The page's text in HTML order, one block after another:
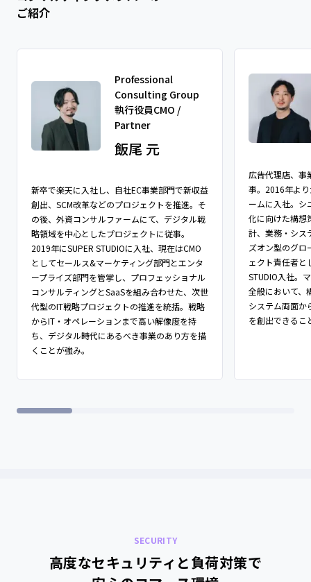
Consulting Group
執行役員CMO /
Partner
飯尾 元
創出、SCM改革などのプロジェクトを推進。そ
の後、外資コンサルファームにて、デジタル戦
略領域を中心としたプロジェクトに従事。
2019年にSUPER STUDIOに入社、現在はCMO
としてセールス&マーケティング部門とエンタ
ープライズ部門を管掌し、プロフェッショナル
コンサルティングとSaaSを組み合わせた、次世
代型のIT戦略プロジェクトの推進を統括。戦略
からIT・オペレーションまで高い解像度を持
ち、デジタル時代にあるべき事業のあり方を描
くことが強み​。​
事。2016年よ
ームに入社。シ
化に向けた構想
計、業務・シス
ズオン型のグロ
ェクト責任者と
STUDIO入社。
全般において、
システム両面か
を創出できるこ
高度なセキュリティと負荷対策で
安心のコマース環境